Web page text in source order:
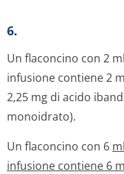
6.
Un flaconcino con 2
infusione contiene 2
2,25 mg di acido
monoidrato).
Un flaconcino con 6
infusione contiene 6